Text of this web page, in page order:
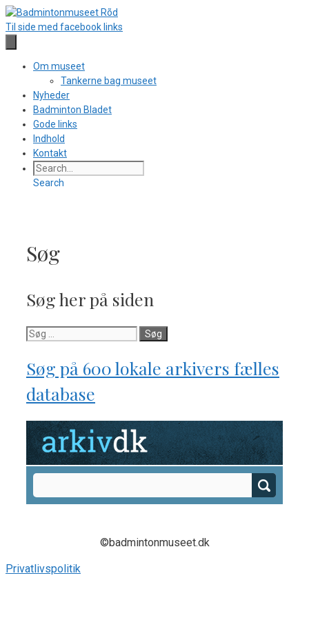
Hop
til
Til side med facebook links
Om museet
Tankerne bag museet
Nyheder
Badminton Bladet
Gode links
Indhold
Kontakt
Search
Søg
Søg her på siden
Søg
Søg på 600 lokale arkivers fælles
database
©badmintonmuseet.dk
Privatlivspolitik